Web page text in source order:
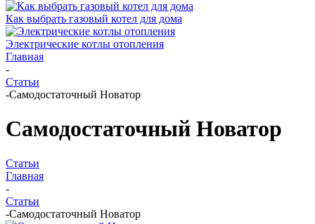
Как выбрать газовый котел для дома
Электрические котлы отопления
Главная
-
Статьи
-Самодостаточный Новатор
Самодостаточный Новатор
Статьи
Главная
-
Статьи
-Самодостаточный Новатор